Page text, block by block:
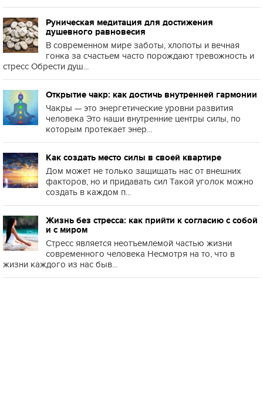
Руническая медитация для достижения
душевного равновесия
В современном мире заботы, хлопоты и вечная
гонка за счастьем часто порождают тревожность и
стресс Обрести душ...
Открытие чакр: как достичь внутренней гармонии
Чакры — это энергетические уровни развития
человека Это наши внутренние центры силы, по
которым протекает энер...
Как создать место силы в своей квартире
Дом может не только защищать нас от внешних
факторов, но и придавать сил Такой уголок можно
создать в каждом п...
Жизнь без стресса: как прийти к согласию с собой
и с миром
Стресс является неотъемлемой частью жизни
современного человека Несмотря на то, что в
жизни каждого из нас быв...